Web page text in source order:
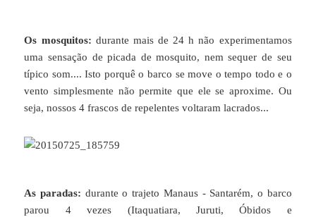
Os mosquitos: durante mais de 24 h não experimentamos
uma sensação de picada de mosquito, nem sequer de seu
típico som.... Isto porquê o barco se move o tempo todo e o
vento simplesmente não permite que ele se aproxime. Ou
seja, nossos 4 frascos de repelentes voltaram lacrados...
As paradas: durante o trajeto Manaus - Santarém, o barco
parou 4 vezes (Itaquatiara, Juruti, Óbidos e